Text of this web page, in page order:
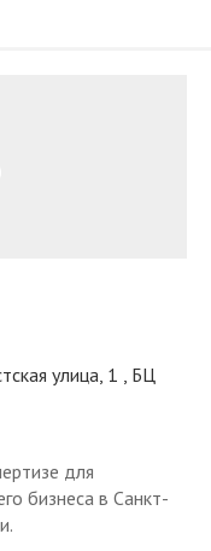
улица, 1 , БЦ
для
бизнеса в Санкт-